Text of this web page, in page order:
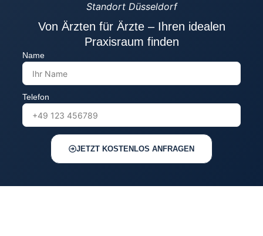
Standort Düsseldorf
Von Ärzten für Ärzte – Ihren idealen
Praxisraum finden
Name
Telefon
JETZT KOSTENLOS ANFRAGEN